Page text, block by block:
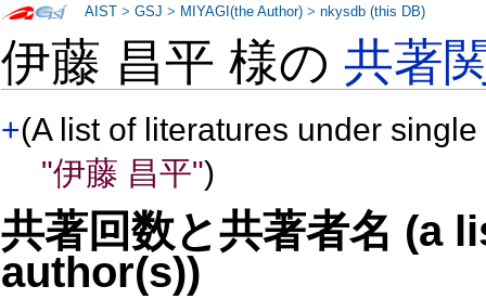
伊藤 昌平 様の共著
+(A list of literatures under
"伊藤 昌平")
共著回数と共著者名 (a
author(s))
AIST >GSJ > MIYAGI(the Author) >nkysdb (this DB)